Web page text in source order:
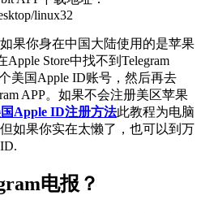
linux32
果你身在中国大陆使用的是苹果
Store中找不到Telegram
美国Apple ID账号，然后再去
APP。如果不会注册美区苹果
Apple ID注册方法此教程为电脑
如果你实在太懒了，也可以到万
电报？